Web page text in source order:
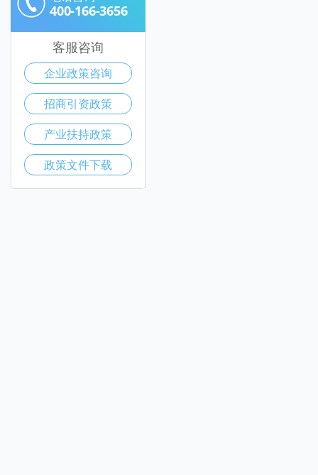
400-166-3656
客服咨询
企业政策咨询
招商引资政策
产业扶持政策
政策文件下载